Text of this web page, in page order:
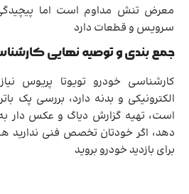
معرض تنش مداوم است اما پیچیدگی
سرویس و قطعات دارد
جمع بندی و توصیه نهایی
کارشناسی خودرو تویوتا پریوس
الکترونیکی و بدنه دارد، بررسی پک
است، تهیه گزارش دیاگ و عکس دار
دهد، اگر خودتان تخصص فنی ندارید
برای بازدید خودرو بروید